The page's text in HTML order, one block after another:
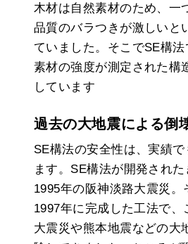
木材は自然素材のため、一
品質のバラつきが激しいと
ていました。そこでSE構
素材の強度が測定された構
しています
過去の大地震による倒
SE構法の安全性は、実績
ます。SE構法が開発された
1995年の阪神淡路大震災。
1997年に完成した工法で、
大震災や熊本地震などの大